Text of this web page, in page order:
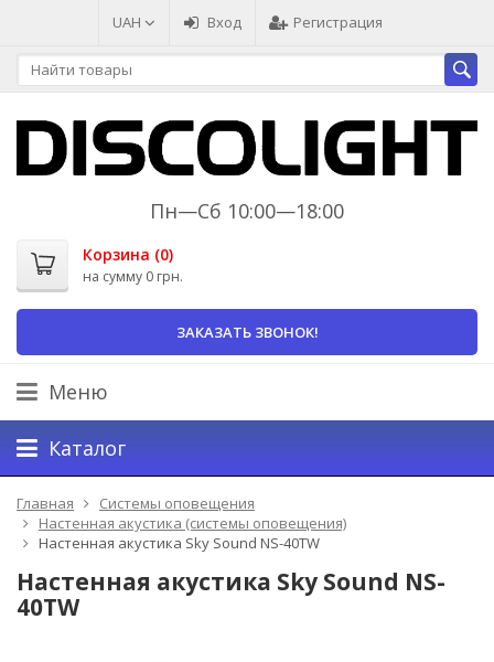
UAH Вход Регистрация
Пн—Сб 10:00—18:00
Корзина (0)
на сумму 0 грн.
ЗАКАЗАТЬ ЗВОНОК!
Меню
Каталог
Главная
Системы оповещения
Настенная акустика (системы оповещения)
Настенная акустика Sky Sound NS-40TW
Настенная акустика Sky Sound NS-
40TW